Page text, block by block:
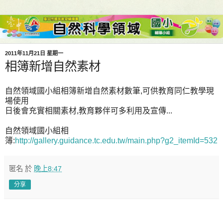
2011年11月21日 星期一
相簿新增自然素材
自然領域國小組相簿新增自然素材數筆,可供教育同仁教學現
場使用
日後會充實相關素材,教育夥伴可多利用及宣傳...
自然領域國小組相
簿:http://gallery.guidance.tc.edu.tw/main.php?g2_itemId=532
匿名 於 晚上8:47
分享